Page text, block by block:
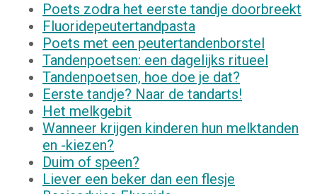
Poets zodra het eerste tandje doorbreekt
Fluoridepeutertandpasta
Poets met een peutertandenborstel
Tandenpoetsen: een dagelijks ritueel
Tandenpoetsen, hoe doe je dat?
Eerste tandje? Naar de tandarts!
Het melkgebit
Wanneer krijgen kinderen hun melktanden
en -kiezen?
Duim of speen?
Liever een beker dan een flesje